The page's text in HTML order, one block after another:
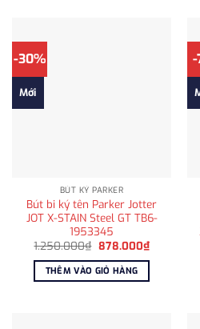
-30%
Mới
BÚT KÝ PARKER
Bút bi ký tên Parker Jotter
JOT X-STAIN Steel GT TB6-
1953345
1.250.000₫ Giá
là:
1.250.000₫.
878.000₫Giá
hiện
878.000₫.
THÊM VÀO GIỎ HÀNG